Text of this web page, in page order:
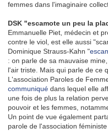
femmes dans l'imaginaire
DSK "escamote un peu la
Emmanuelle Piet, médecin et
contre le viol, est elle aussi
Dominique Strauss-Kahn "
: on parle de sa mauvaise
l'air triste. Mais qui parle de ce
L'association Paroles de
communiqué dans lequel elle
une fois de plus la relation
pouvoir et les femmes,
Un point de vue également
parole de l'association